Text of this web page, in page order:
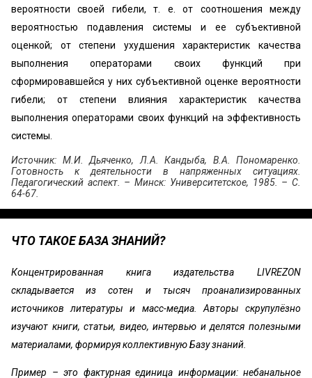
вероятности своей гибели, т. е. от соотношения между
вероятностью подавления системы и ее субъективной
оценкой; от степени ухудшения характеристик качества
выполнения операторами своих функций при
сформировавшейся у них субъективной оценке вероятности
гибели; от степени влияния характеристик качества
выполнения операторами своих функций на эффективность
системы.
Источник: М.И. Дьяченко, Л.А. Кандыба, В.А. Пономаренко.
Готовность к деятельности в напряженных ситуациях.
Педагогический аспект. – Минск: Университетское, 1985. – С.
64-67.
ЧТО ТАКОЕ БАЗА ЗНАНИЙ?
Концентрированная книга издательства LIVREZON
складывается из сотен и тысяч проанализированных
источников литературы и масс-медиа. Авторы скрупулёзно
изучают книги, статьи, видео, интервью и делятся полезными
материалами, формируя коллективную Базу знаний.
Пример – это фактурная единица информации: небанальное